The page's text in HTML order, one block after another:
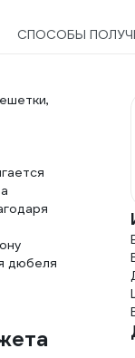
СПОСОБЫ
дюбеля